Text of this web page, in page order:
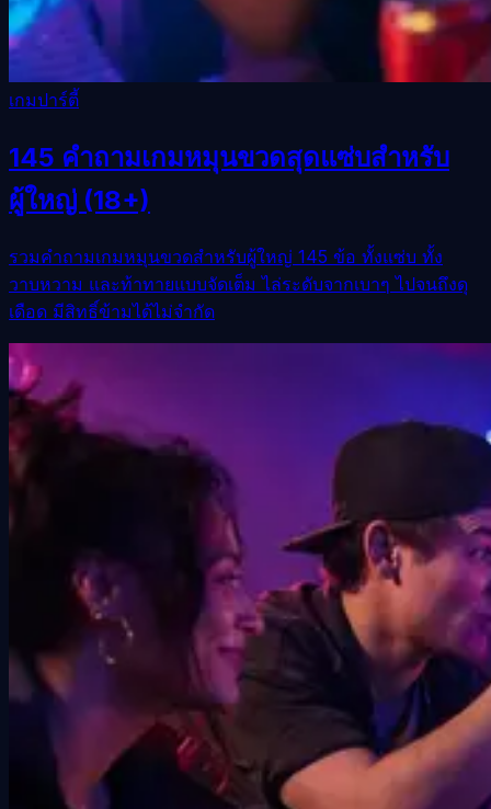
เกมปาร์ตี้
145 คำถามเกมหมุนขวดสุดแซ่บสำหรับ
ผู้ใหญ่ (18+)
รวมคำถามเกมหมุนขวดสำหรับผู้ใหญ่ 145 ข้อ ทั้งแซ่บ ทั้ง
วาบหวาม และท้าทายแบบจัดเต็ม ไล่ระดับจากเบาๆ ไปจนถึงดุ
เดือด มีสิทธิ์ข้ามได้ไม่จำกัด